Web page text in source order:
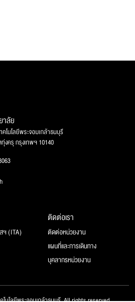
าลัย
โนโลยีพระจอมเกล้าธนบุรี
งครุ กรุงเทพฯ 10140
ฯ (ITA)
ติดต่อเรา
ติดต่อหน่วยงาน
แผนที่และการเดินทาง
บุคลากรหน่วยงาน